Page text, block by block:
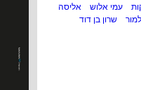
עמי אלוש
אליסה
שרון בן דוד